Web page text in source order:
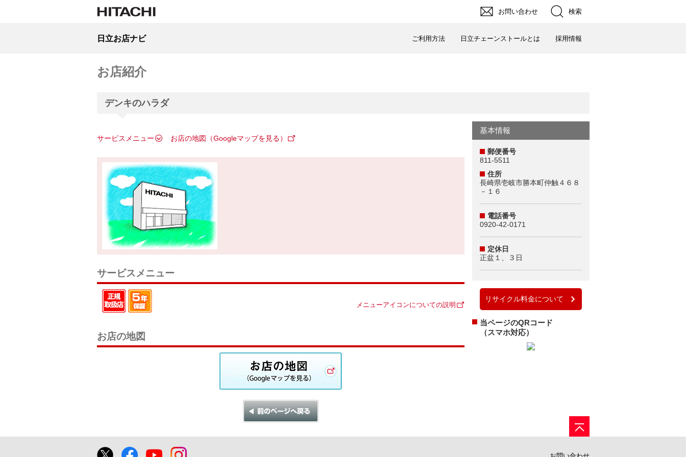
お問い合わせ 検索
日立お店ナビ ご利用方法 日立チェーンストールとは 採用情報
お店紹介
デンキのハラダ
サービスメニュー お店の地図（Googleマップを見る）
サービスメニュー
メニューアイコンについての説明
お店の地図
基本情報
郵便番号
811-5511
住所
長崎県壱岐市勝本町仲触４６８
－１６
電話番号
0920-42-0171
定休日
正盆１、３日
リサイクル料金について
当ページのQRコード
（スマホ対応）